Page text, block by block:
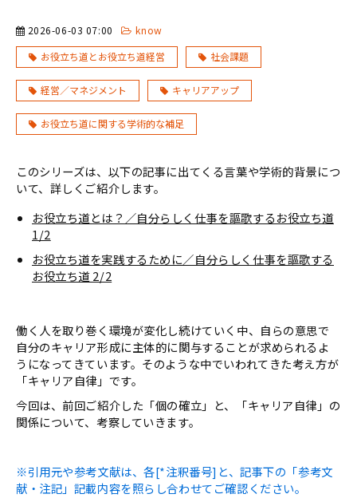
2026-06-03 07:00
know
お役立ち道とお役立ち道経営
社会課題
経営／マネジメント キャリアアップ
お役立ち道に関する学術的な補足
このシリーズは、以下の記事に出てくる言葉や学術的背景につ
いて、詳しくご紹介します。
お役立ち道とは？／自分らしく仕事を謳歌するお役立ち道
1/2
お役立ち道を実践するために／自分らしく仕事を謳歌する
お役立ち道 2/2
働く人を取り巻く環境が変化し続けていく中、自らの意思で
自分のキャリア形成に主体的に関与することが求められるよ
うになってきています。そのような中でいわれてきた考え方が
「キャリア自律」です。
今回は、前回ご紹介した「個の確立」と、「キャリア自律」の
関係について、考察していきます。
※引用元や参考文献は、各[*注釈番号]と、記事下の「参考文
献・注記」記載内容を照らし合わせてご確認ください。